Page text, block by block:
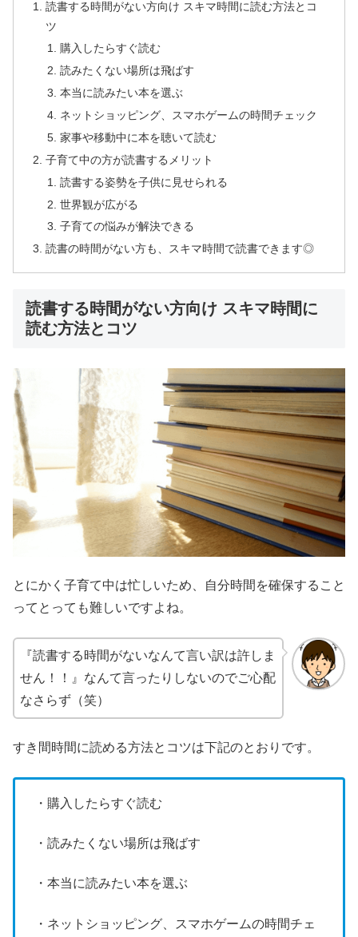
読書する時間がない方向け スキマ時間に読む方法とコ
ツ
購入したらすぐ読む
読みたくない場所は飛ばす
本当に読みたい本を選ぶ
ネットショッピング、スマホゲームの時間チェック
家事や移動中に本を聴いて読む
子育て中の方が読書するメリット
読書する姿勢を子供に見せられる
世界観が広がる
子育ての悩みが解決できる
読書の時間がない方も、スキマ時間で読書できます◎
読書する時間がない方向け スキマ時間に
読む方法とコツ
とにかく子育て中は忙しいため、自分時間を確保すること
ってとっても難しいですよね。
『読書する時間がないなんて言い訳は許しま
せん！！』なんて言ったりしないのでご心配
なさらず（笑）
すき間時間に読める方法とコツは下記のとおりです。
・購入したらすぐ読む
・読みたくない場所は飛ばす
・本当に読みたい本を選ぶ
・ネットショッピング、スマホゲームの時間チェ